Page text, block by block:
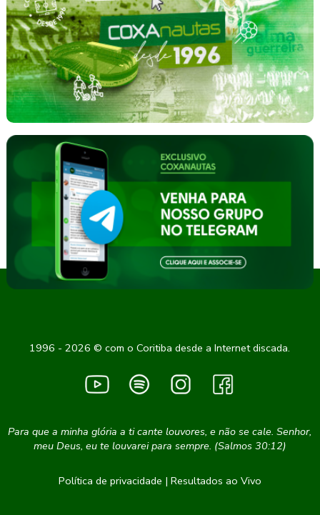
1996 - 2026 © com o Coritiba desde a Internet discada.
Para que a minha glória a ti cante louvores, e não se cale. Senhor,
meu Deus, eu te louvarei para sempre. (Salmos 30:12)
Política de privacidade | Resultados ao Vivo